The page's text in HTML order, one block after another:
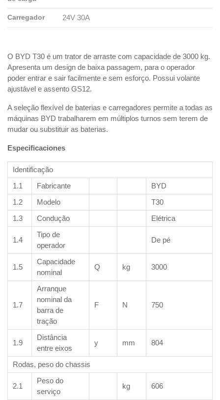
Carregador 24V 30A
O BYD T30 é um trator de arraste com capacidade de 3000 kg.
Apresenta um design de baixa passagem, para o operador
poder entrar e sair facilmente e sem esforço. Possui volante
ajustável e assento GS12.
A seleção flexível de baterias e carregadores permite a todas as
máquinas BYD trabalharem em múltiplos turnos sem terem de
mudar ou substituir as baterias.
Especificaciones
Identificação
1.1
Fabricante
BYD
1.2
Modelo
T30
1.3
Condução Elétrica
1.4
Tipo de
operador
De pé
1.5
Capacidade
nominal
Q kg 3000
1.7
Arranque
nominal da
barra de
tração
F N 750
1.9
Distância
entre eixos
y mm 804
Rodas, peso do chassis
2.1
Peso do
serviço
kg 606